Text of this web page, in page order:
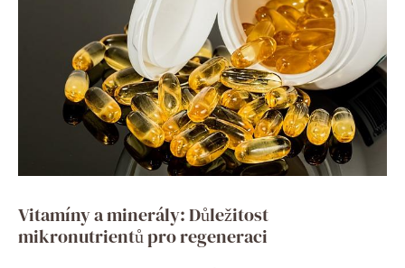
Vitamíny a minerály: Důležitost
mikronutrientů pro regeneraci